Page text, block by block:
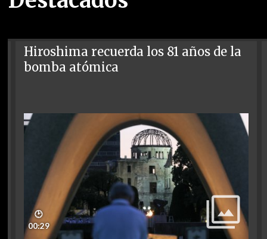
Hiroshima recuerda los 81 años de la
bomba atómica
🕑
00:29